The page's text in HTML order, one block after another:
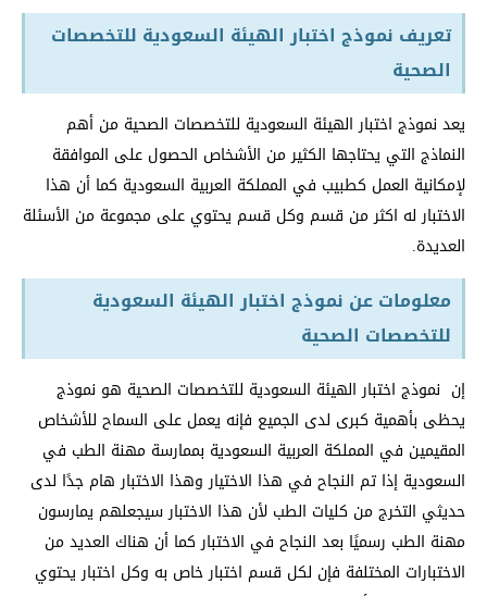
تعريف نموذج اختبار الهيئة السعودية للتخصصات
الصحية
يعد نموذج اختبار الهيئة السعودية للتخصصات الصحية من أهم
النماذج التي يحتاجها الكثير من الأشخاص الحصول على الموافقة
لإمكانية العمل كطبيب في المملكة العربية السعودية كما أن هذا
الاختبار له اكثر من قسم وكل قسم يحتوي على مجموعة من الأسئلة
العديدة.
معلومات عن نموذج اختبار الهيئة السعودية
للتخصصات الصحية
إن نموذج اختبار الهيئة السعودية للتخصصات الصحية هو نموذج
يحظى بأهمية كبرى لدى الجميع فإنه يعمل على السماح للأشخاص
المقيمين في المملكة العربية السعودية بممارسة مهنة الطب في
السعودية إذا تم النجاح في هذا الاختيار وهذا الاختبار هام جدًا لدى
حديثي التخرج من كليات الطب لأن هذا الاختبار سيجعلهم يمارسون
مهنة الطب رسميًا بعد النجاح في الاختبار كما أن هناك العديد من
الاختبارات المختلفة فإن لكل قسم اختبار خاص به وكل اختبار يحتوي